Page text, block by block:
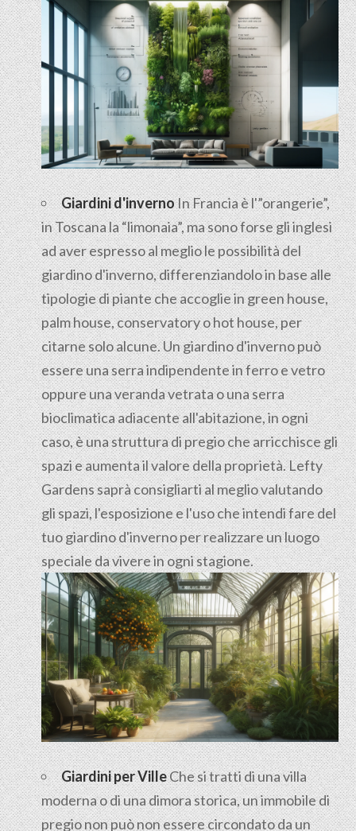
Giardini d'invernoIn Francia è l'”orangerie”,
in Toscana la “limonaia”, ma sono forse gli inglesi
ad aver espresso al meglio le possibilità del
giardino d'inverno, differenziandolo in base alle
tipologie di piante che accoglie in green house,
palm house, conservatory o hot house, per
citarne solo alcune. Un giardino d'inverno può
essere una serra indipendente in ferro e vetro
oppure una veranda vetrata o una serra
bioclimatica adiacente all'abitazione, in ogni
caso, è una struttura di pregio che arricchisce gli
spazi e aumenta il valore della proprietà. Lefty
Gardens saprà consigliarti al meglio valutando
gli spazi, l'esposizione e l'uso che intendi fare del
tuo giardino d'inverno per realizzare un luogo
speciale da vivere in ogni stagione.
Giardini per VilleChe si tratti di una villa
moderna o di una dimora storica, un immobile di
pregio non può non essere circondato da un